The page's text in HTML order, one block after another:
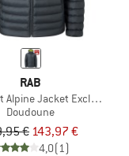
RAB
Alpine Jacket Exclusive
Doudoune
€ 143,97 €
4,0(1)